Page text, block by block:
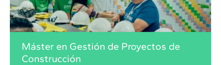
Máster en Gestión de Proyectos de
Construcción